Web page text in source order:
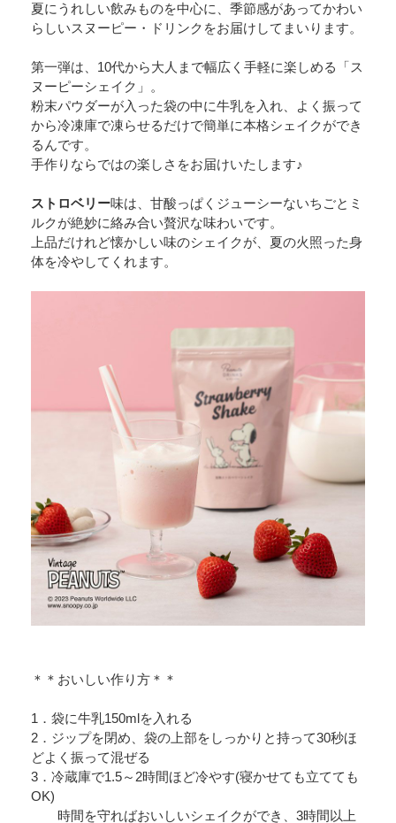
夏にうれしい飲みものを中心に、季節感があってかわい
らしいスヌーピー・ドリンクをお届けしてまいります。
第一弾は、10代から大人まで幅広く手軽に楽しめる「ス
ヌーピーシェイク」。
粉末パウダーが入った袋の中に牛乳を入れ、よく振って
から冷凍庫で凍らせるだけで簡単に本格シェイクができ
るんです。
手作りならではの楽しさをお届けいたします♪
ストロベリー味は、甘酸っぱくジューシーないちごとミ
ルクが絶妙に絡み合い贅沢な味わいです。
上品だけれど懐かしい味のシェイクが、夏の火照った身
体を冷やしてくれます。
＊＊おいしい作り方＊＊
1．袋に牛乳150mlを入れる
2．ジップを閉め、袋の上部をしっかりと持って30秒ほ
どよく振って混ぜる
3．冷蔵庫で1.5～2時間ほど冷やす(寝かせても立てても
OK)
時間を守ればおいしいシェイクができ、3時間以上